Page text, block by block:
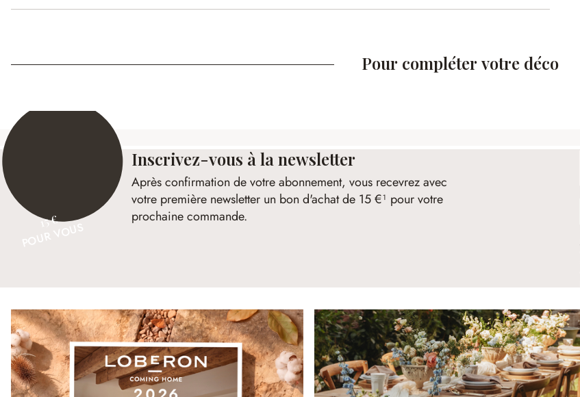
Pour compléter votre déco
15 €
Inscrivez-vous à la newsletter
Après confirmation de votre abonnement, vous recevrez avec
votre première newsletter un bon d'achat de 15 €¹ pour votre
prochaine commande.